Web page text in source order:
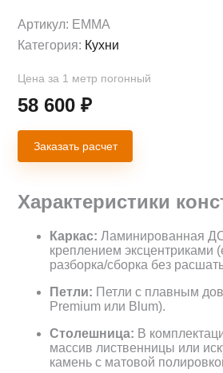
Артикул: EMMA
Категория: Кухни
Цена за 1 метр погонный
58 600₽
Заказать расчет
Характеристики
Каркас: Ламинированная
креплением эксцентриками
разборка/сборка без
Петли: Петли с плавным
Premium или Blum).
Столешница: В
массив лиственницы или
камень с матовой